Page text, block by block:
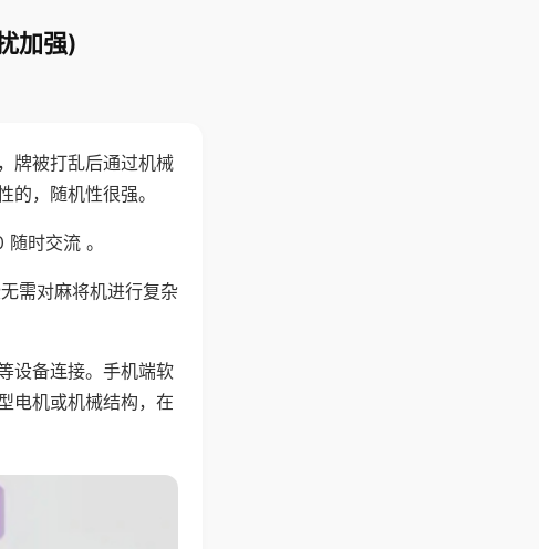
加强)
牌被打乱后通过机械
，随机性很强。
时交流 。
需对麻将机进行复杂
设备连接。手机端软
电机或机械结构，在